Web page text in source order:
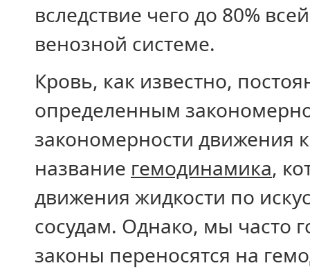
вследствие чего до 80%
венозной системе.
Кровь, как известно,
определенным
закономерности движения
название гемодинамика,
движения жидкости по
сосудам. Однако, мы часто
законы переносятся на